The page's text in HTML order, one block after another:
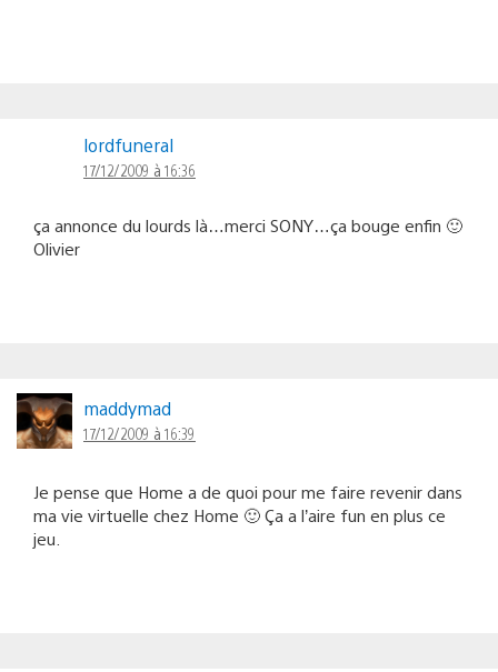
lordfuneral
17/12/2009 à 16:36
ça annonce du lourds là…merci SONY…ça bouge enfin 🙂
Olivier
maddymad
17/12/2009 à 16:39
Je pense que Home a de quoi pour me faire revenir dans
ma vie virtuelle chez Home 🙂 Ça a l’aire fun en plus ce
jeu.